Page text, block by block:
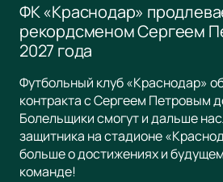
ФК «Краснодар»
рекордсменом Сергеем
2027 года
Футбольный клуб «Краснодар»
контракта с Сергеем Петровым
Болельщики смогут и дальше
защитника на стадионе
больше о достижениях и
команде!